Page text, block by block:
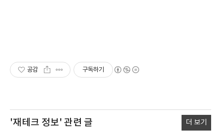
공감 구독하기
'재테크 정보' 관련 글 더 보기